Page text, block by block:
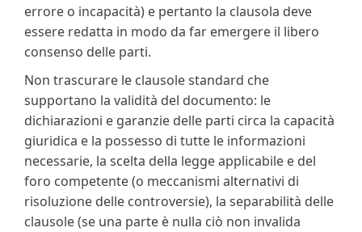
errore o incapacità) e pertanto la clausola deve
essere redatta in modo da far emergere il libero
consenso delle parti.
Non trascurare le clausole standard che
supportano la validità del documento: le
dichiarazioni e garanzie delle parti circa la capacità
giuridica e la possesso di tutte le informazioni
necessarie, la scelta della legge applicabile e del
foro competente (o meccanismi alternativi di
risoluzione delle controversie), la separabilità delle
clausole (se una parte è nulla ciò non invalida